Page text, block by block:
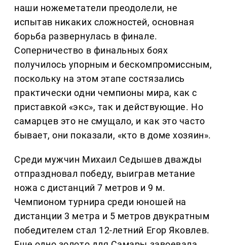
наши ножеметатели преодолели, не
испытав никаких сложностей, основная
борьба развернулась в финале.
Соперничество в финальных боях
получилось упорным и бескомпромиссным,
поскольку на этом этапе состязались
практически одни чемпионы мира, как с
приставкой «экс», так и действующие. Но
самарцев это не смущало, и как это часто
бывает, они показали, «кто в доме хозяин».
Среди мужчин Михаил Седышев дважды
отпраздновал победу, выиграв метание
ножа с дистанций 7 метров и 9 м.
Чемпионом турнира среди юношей на
дистанции 3 метра и 5 метров двукратным
победителем стал 12-летний Егор Яковлев.